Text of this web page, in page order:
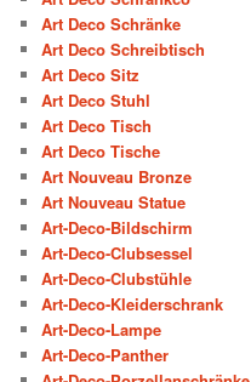
Art Deco Schränke
Art Deco Schreibtisch
Art Deco Sitz
Art Deco Stuhl
Art Deco Tisch
Art Deco Tische
Art Nouveau Bronze
Art Nouveau Statue
Art-Deco-Bildschirm
Art-Deco-Clubsessel
Art-Deco-Clubstühle
Art-Deco-Kleiderschrank
Art-Deco-Lampe
Art-Deco-Panther